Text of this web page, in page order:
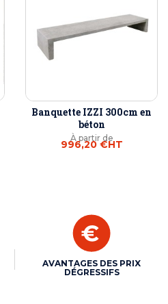
Banquette IZZI 300cm en
béton
À partir de
996,20 €HT
AVANTAGES DES PRIX
DÉGRESSIFS